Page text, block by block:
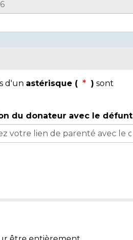
d'un astérisque ( ) sont
du donateur avec le défunt